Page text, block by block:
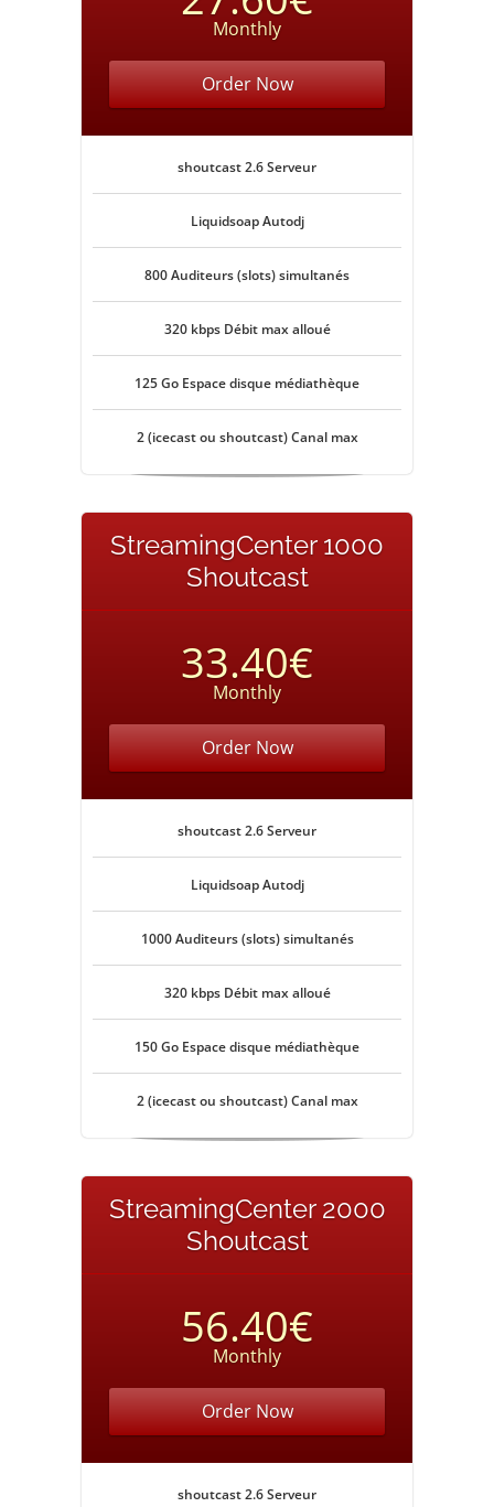
Monthly
Order Now
shoutcast 2.6 Serveur
Liquidsoap Autodj
800 Auditeurs (slots) simultanés
320 kbps Débit max alloué
125 Go Espace disque médiathèque
2 (icecast ou shoutcast) Canal max
StreamingCenter 1000
Shoutcast
33.40€
Monthly
Order Now
shoutcast 2.6 Serveur
Liquidsoap Autodj
1000 Auditeurs (slots) simultanés
320 kbps Débit max alloué
150 Go Espace disque médiathèque
2 (icecast ou shoutcast) Canal max
StreamingCenter 2000
Shoutcast
56.40€
Monthly
Order Now
shoutcast 2.6 Serveur